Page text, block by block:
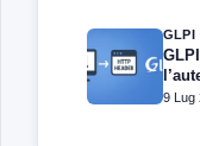
GLPI
9 Lug